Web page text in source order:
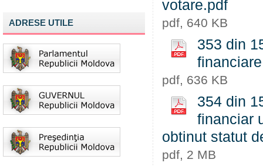
ADRESE UTILE
votare.pdf
pdf, 640 KB
353 din
pdf, 636 KB
354 din
financiar
obtinut statut
pdf, 2 MB